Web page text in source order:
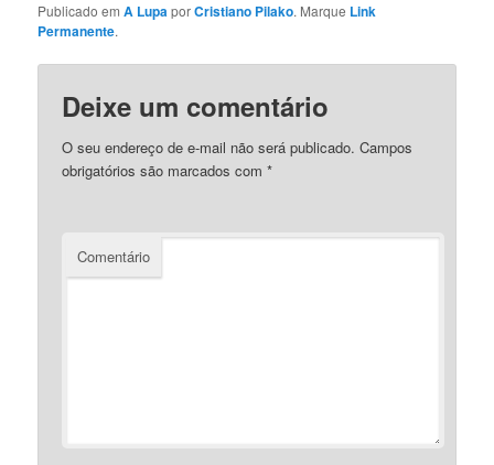
Publicado emA LupaporCristiano Pilako. Marque Link
Permanente.
Deixe um comentário
O seu endereço de e-mail não será publicado. Campos
obrigatórios são marcados com*
Comentário